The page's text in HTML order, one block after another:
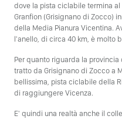
dove la pista ciclabile termina al
Granfion (Grisignano di Zocco)
della Media Pianura Vicentina.
l'anello, di circa 40 km, è molto
Per quanto riguarda la
tratto da Grisignano di Zocco a
bellissima, pista ciclabile della
di raggiungere Vicenza.
E' quindi una realtà anche il